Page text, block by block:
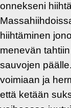
onnekseni
hiihtäminen
menevän
sauvojen
voimiaan ja
että ketään